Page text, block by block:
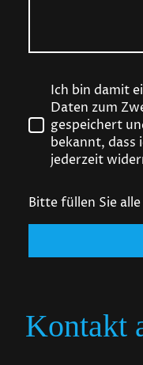
Ich bin damit
Daten zum
gespeichert
bekannt, dass
jederzeit
Bitte füllen Sie
Kontakt